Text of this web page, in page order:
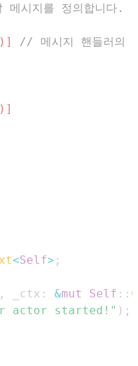
시지를 정의합니다.
)]
// 메시지 핸들러의
)]
<Self> ;
, _ctx : &mut Self ::
actor started!" ) ;